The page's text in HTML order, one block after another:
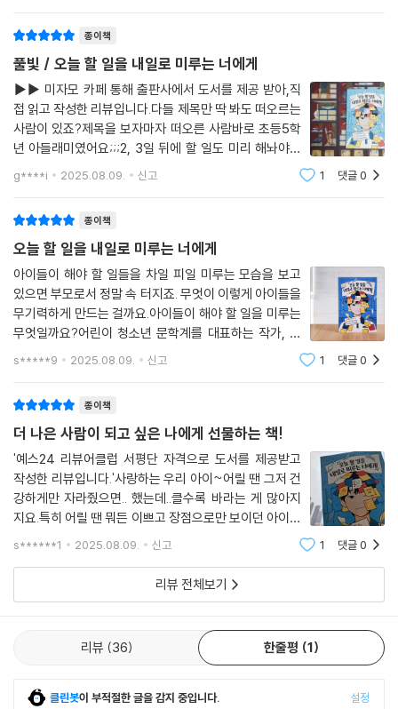
늘의 할 일을 다 끝내지 못해서이다.
저자는 ‘오늘’을 대하는 태도가 중요하다고 말한다. 그리고 ‘오늘의 나’보다
‘내일의 나’를 좀 더 발전시키고 싶다면 지금까지 해 온 생각, 방법, 행동을
모두 바꿔야 한다고 말한다.
책 속엔 저자가 미리 밑줄 그어 놓은 메시지들이 있는데, 그 부분을 주의 깊
게 살펴보면서 나만의 밑줄 긋기 독서를 하면 좋다. 연필을 손에 쥐고서 마
음에 울림을 주는 문장에 줄을 치면서 읽으면 더욱 효과 있는 자기계발 독
종이책
풀빛 / 오늘 할 일을 내일로 미루는 너에게
▶▶ 미자모 카페 통해 출판사에서 도서를 제공 받아,직
접 읽고 작성한 리뷰입니다. 다들 제목만 딱 봐도 떠오르는
사람이 있죠?제목을 보자마자 떠오른 사람바로 초등5학
년 아들래미였어요;;;2, 3일 뒤에 할 일도 미리 해놔야두
발 뻗고 편히 잠잘 수 있는 성격인 여자사람인 나...오늘 할
일을 내일로 미루는 남자사람인 아들의 태도와 행동은언
g****i 2025.08.09. 신고 1 댓글0
종이책
오늘 할 일을 내일로 미루는 너에게
아이들이 해야 할 일들을 차일 피일 미루는 모습을 보고
있으면 부모로서 정말 속 터지죠. 무엇이 이렇게 아이들을
무기력하게 만드는 걸까요.아이들이 해야 할 일을 미루는
무엇일까요?어린이 청소년 문학계를 대표하는 작가, 고
정욱 님의 ＜ 오늘 할 일을 내일로 미루는 너에게 ＞ 책을
s*****9 2025.08.09. 신고 1 댓글0
종이책
더 나은 사람이 되고 싶은 나에게 선물하는 책!
'예스24 리뷰어클럽 서평단 자격으로 도서를 제공받고
작성한 리뷰입니다.' 사랑하는 우리 아이~어릴 땐 그저 건
강하게만 자라줬으면.. 했는데..클수록 바라는 게 많아지
지요.특히 어릴 땐 뭐든 이쁘고 장점으로만 보이던 아이의
행동들이사춘기가 오니 단점만 자꾸 눈에 띄어 잔소리가
은 저의 단점이었어요.바로 오늘 할 일
s******1 2025.08.09. 신고 1 댓글0
리뷰 전체보기
리뷰 36 한줄평 1
클린봇이 부적절한 글을 감지 중입니다. 설정